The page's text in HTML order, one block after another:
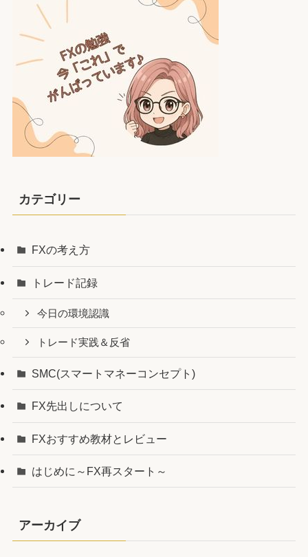
カテゴリー
FXの考え方
トレード記録
今日の環境認識
トレード実践＆反省
SMC(スマートマネーコンセプト)
FX先出しについて
FXおすすめ教材とレビュー
はじめに～FX再スタート～
アーカイブ